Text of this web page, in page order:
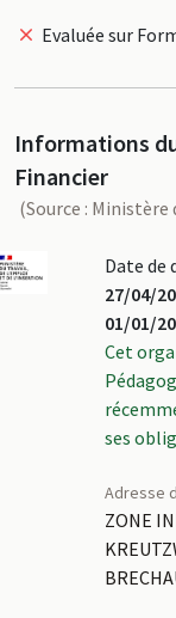
Evaluée sur
Informations
Financier
(Source : Ministère
Date de
27/04/
01/01/
Cet
ses
Adresse
ZONE